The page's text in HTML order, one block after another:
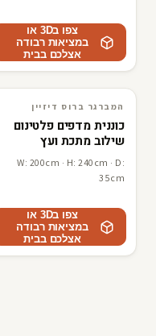
צפו ב3D או
במציאות רבודה
אצלכם בבית
3D · AR המברגר ברוס דיזיין
המברגר ברוס דיזיין
כוננית מדפים פלטינום
שילוב מתכת ועץ
W: 200cm · H: 240cm · D:
35cm
צפו ב3D או
במציאות רבודה
אצלכם בבית